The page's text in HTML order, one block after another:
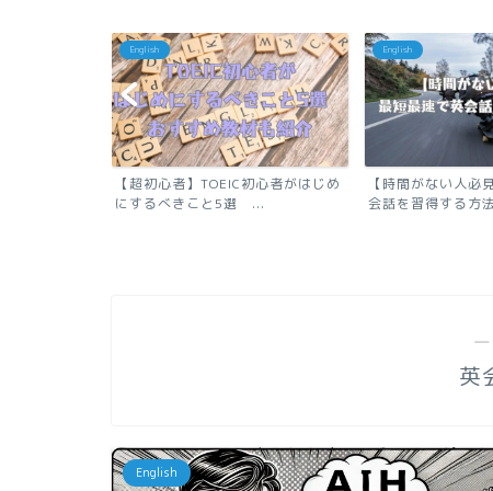
English
【時間がない人必見】最短最速で英
会話を習得する方法
English
【初心者必見】日
英語は話せる？？
―
英
English